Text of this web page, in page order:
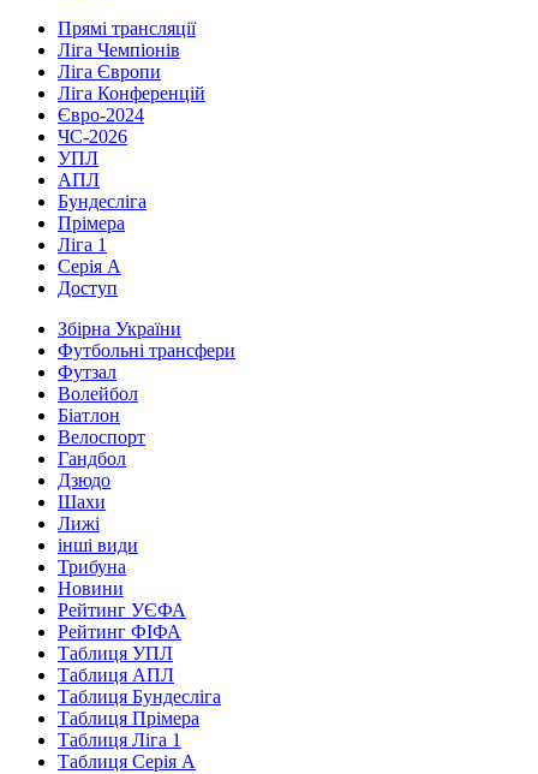
Прямі трансляції
Ліга Чемпіонів
Ліга Європи
Ліга Конференцій
Євро-2024
ЧС-2026
УПЛ
АПЛ
Бундесліга
Прімера
Ліга 1
Серія А
Доступ
Збірна України
Футбольні трансфери
Футзал
Волейбол
Біатлон
Велоспорт
Гандбол
Дзюдо
Шахи
Лижі
інші види
Трибуна
Новини
Рейтинг УЄФА
Рейтинг ФІФА
Таблиця УПЛ
Таблиця АПЛ
Таблиця Бундесліга
Таблиця Прімера
Таблиця Ліга 1
Таблиця Серія А